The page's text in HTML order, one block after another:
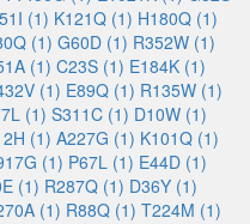
(1) K121Q (1) H180Q (1)
(1) G60D (1) R352W (1)
(1) C23S (1) E184K (1)
(1) E89Q (1) R135W (1)
(1) S311C (1) D10W (1)
(1) A227G (1) K101Q (1)
(1) P67L (1) E44D (1)
(1) R287Q (1) D36Y (1)
(1) R88Q (1) T224M (1)